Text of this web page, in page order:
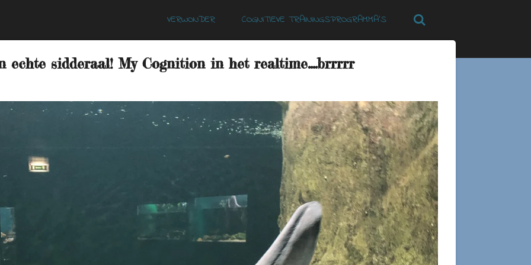
VERWONDER COGNITIEVE TRAININGSPROGRAMMA’S
echte sidderaal! My Cognition in het realtime....brrrrr